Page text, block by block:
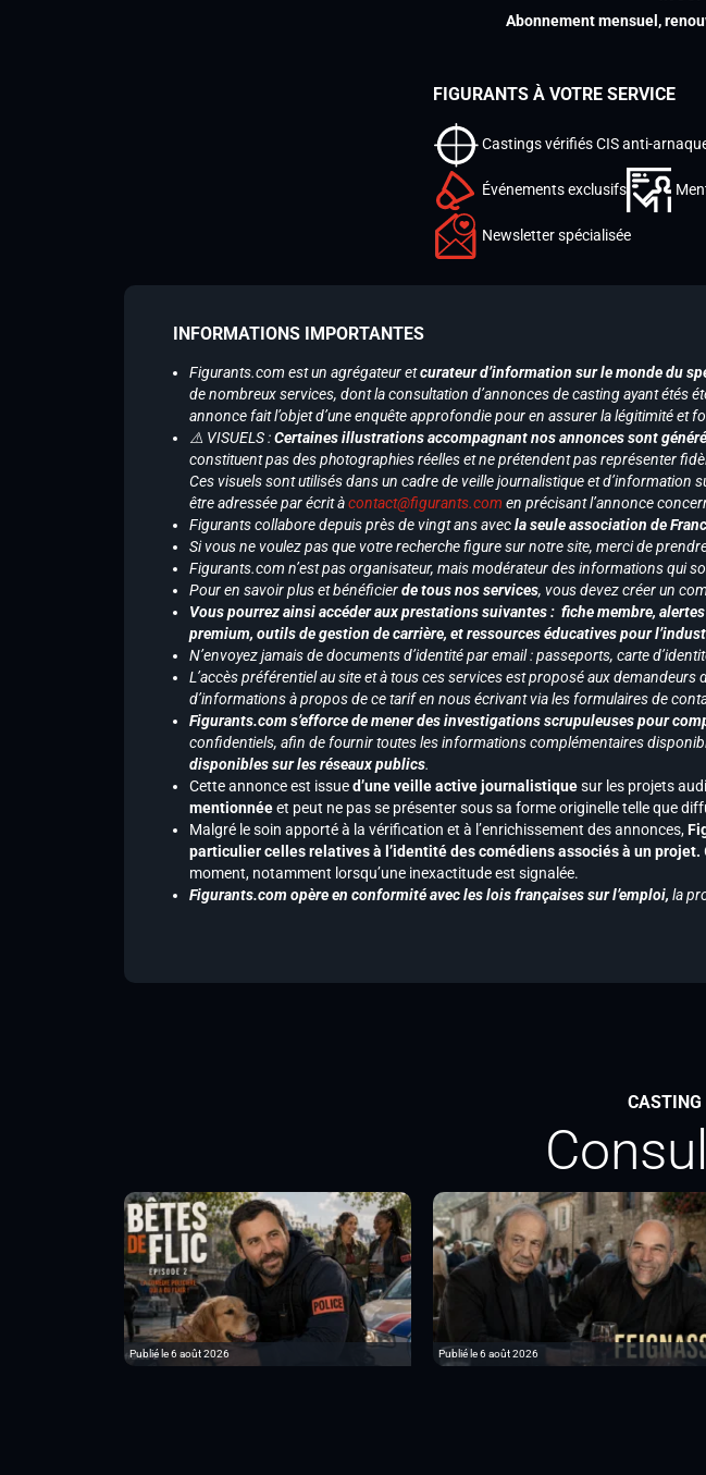
Abonnement mensuel,
FIGURANTS À VOTRE SERVICE
Castings vérifiés CIS anti-
Événements exclusifs
Newsletter spécialisée
INFORMATIONS IMPORTANTES
Figurants.com est un agrégateur etcurateur d’information sur le monde du
de nombreux services, dont la consultation d’annonces de casting ayant étés
annonce fait l’objet d’une enquête approfondie pour en assurer la légitimité
⚠️ VISUELS :Certaines illustrations accompagnant nos annonces sont
constituent pas des photographies réelles et ne prétendent pas représenter
Ces visuels sont utilisés dans un cadre de veille journalistique et
être adressée par écrit àcontact@figurants.com en précisant l’annonce
Figurants collabore depuis près de vingt ans avecla seule association de
Si vous ne voulez pas que votre recherche figure sur notre site, merci de
Figurants.com n’est pas organisateur, mais modérateur des informations qui
Pour en savoir plus et bénéficierde tous nos services, vous devez créer un
Vous pourrez ainsi accéder aux prestations suivantes : fiche membre,
premium, outils de gestion de carrière, et ressources éducatives pour
N’envoyez jamais de documents d’identité par email : passeports, carte
L’accès préférentiel au site et à tous ces services est proposé aux
d’informations à propos de ce tarif en nous écrivant via les formulaires de
Figurants.com s’efforce de mener des investigations scrupuleuses pour
confidentiels, afin de fournir toutes les informations complémentaires
disponibles sur les réseaux publics.
Cette annonce est issued’une veille active journalistiquesur les projets
mentionnéeet peut ne pas se présenter sous sa forme originelle telle que
Malgré le soin apporté à la vérification et à l’enrichissement des annonces,
particulier celles relatives à l’identité des comédiens associés à un projet.
moment, notamment lorsqu’une inexactitude est signalée.
Figurants.com opère en conformité avec les lois françaises sur l’emploi, la
Publié le 6 août 2026 Publié le 6 août 2026